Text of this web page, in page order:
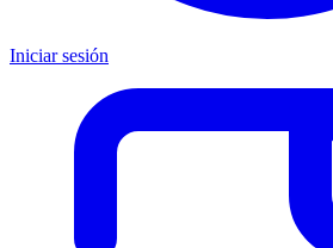
Iniciar sesión